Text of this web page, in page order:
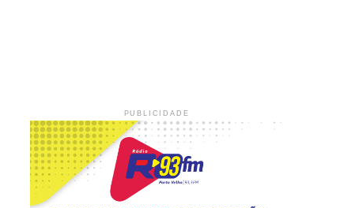
PUBLICIDADE